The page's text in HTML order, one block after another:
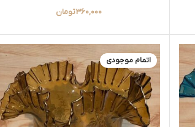
360,000تومان
اتمام موجودی